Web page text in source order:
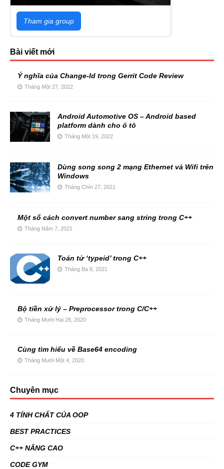
Tham gia group
Bài viết mới
Ý nghĩa của Change-Id trong Gerrit Code Review
Tháng Một 27, 2022
Android Automotive OS – Android based
platform dành cho ô tô
Tháng Một 19, 2022
Dùng song song 2 mạng Ethernet và Wifi trên
Windows
Tháng Chín 27, 2021
Một số cách convert number sang string trong C++
Tháng Năm 7, 2021
Toán tử ‘typeid’ trong C++
Tháng Ba 8, 2021
Bộ tiền xử lý – Preprocessor trong C/C++
Tháng Mười Hai 28, 2020
Cùng tìm hiểu về Base64 encoding
Tháng Mười Một 4, 2020
Chuyên mục
4 TÍNH CHẤT CỦA OOP
BEST PRACTICES
C++ NÂNG CAO
CODE GYM